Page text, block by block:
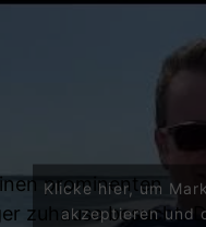
prominenten
zuhause besucht.
Klicke hier, um
akzeptieren und